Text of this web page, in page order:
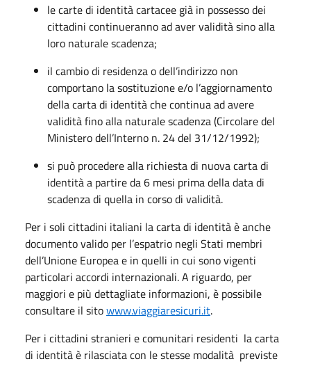
le carte di identità cartacee già in possesso dei
cittadini continueranno ad aver validità sino alla
loro naturale scadenza;
il cambio di residenza o dell’indirizzo non
comportano la sostituzione e/o l’aggiornamento
della carta di identità che continua ad avere
validità fino alla naturale scadenza (Circolare del
Ministero dell’Interno n. 24 del 31/12/1992);
si può procedere alla richiesta di nuova carta di
identità a partire da 6 mesi prima della data di
scadenza di quella in corso di validità.
Per i soli cittadini italiani la carta di identità è anche
documento valido per l’espatrio negli Stati membri
dell’Unione Europea e in quelli in cui sono vigenti
particolari accordi internazionali. A riguardo, per
maggiori e più dettagliate informazioni, è possibile
consultare il sitowww.viaggiaresicuri.it.
Per i cittadini stranieri e comunitari residenti la carta
di identità è rilasciata con le stesse modalità previste